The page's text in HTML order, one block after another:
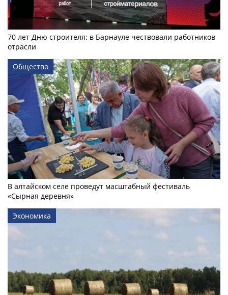
70 лет Дню строителя: в Барнауле чествовали работников
отрасли
Общество
В алтайском селе проведут масштабный фестиваль
«Сырная деревня»
Экономика